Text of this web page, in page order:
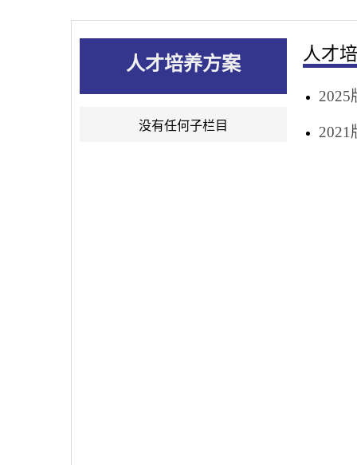
人才培养方案
没有任何子栏目
人才
2025
2021